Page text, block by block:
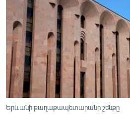
ՏԱՐԱԾԱՇՐՋԱՆ
ՄԻՋԱԶԳԱՅԻՆ
ՄՇԱԿՈՒՅԹ
ՍՊՈՐՏ
ՄԵԿՆԱԲԱՆՈՒԹՅՈՒՆ
Երևանի քաղաքապետարանի շենքը